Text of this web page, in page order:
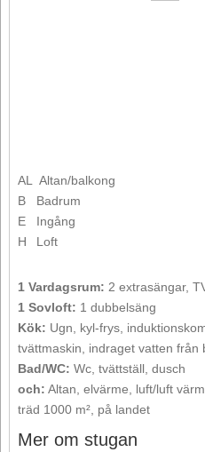
AL
Altan/balkong
B
Badrum
E
Ingång
H
Loft
1 Vardagsrum: 2 extrasängar,
1 Sovloft: 1 dubbelsäng
Kök: Ugn, kyl-frys,
tvättmaskin, indraget vatten från
Bad/WC: Wc, tvättställ, dusch
och: Altan, elvärme, luft/luft
träd 1000 m², på landet
Mer om stugan